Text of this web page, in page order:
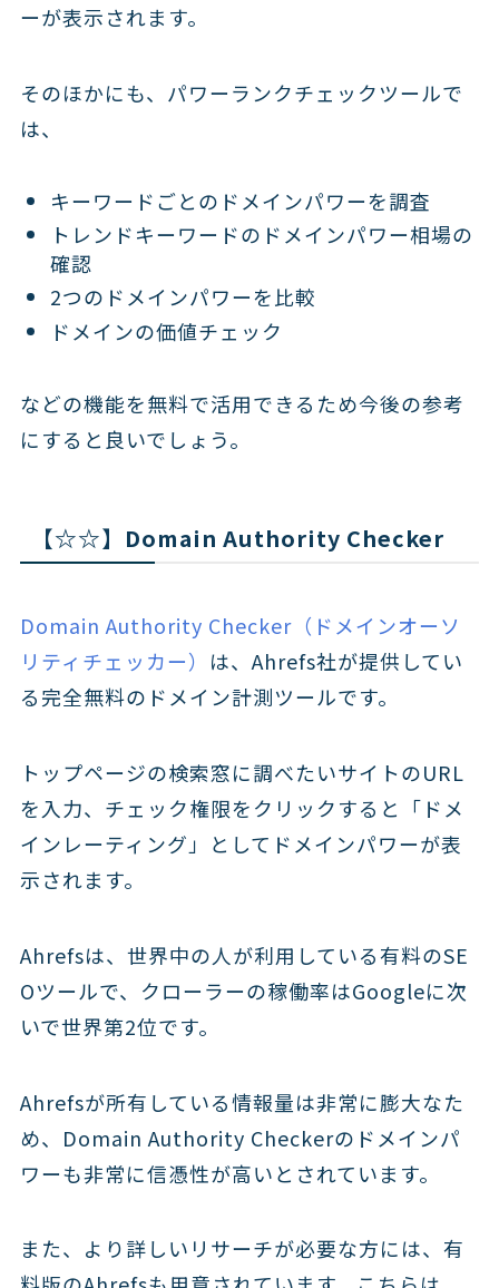
ーが表示されます。
そのほかにも、パワーランクチェックツールで
は、
キーワードごとのドメインパワーを調査
トレンドキーワードのドメインパワー相場の
確認
2つのドメインパワーを比較
ドメインの価値チェック
などの機能を無料で活用できるため今後の参考
にすると良いでしょう。
【☆☆】Domain Authority Checker
Domain Authority Checker（ドメインオーソ
リティチェッカー） は、Ahrefs社が提供してい
る完全無料のドメイン計測ツールです。
トップページの検索窓に調べたいサイトのURL
を入力、チェック権限をクリックすると「ドメ
インレーティング」としてドメインパワーが表
示されます。
Ahrefsは、世界中の人が利用している有料のSE
Oツールで、クローラーの稼働率はGoogleに次
いで世界第2位です。
Ahrefsが所有している情報量は非常に膨大なた
め、Domain Authority Checkerのドメインパ
ワーも非常に信憑性が高いとされています。
また、より詳しいリサーチが必要な方には、有